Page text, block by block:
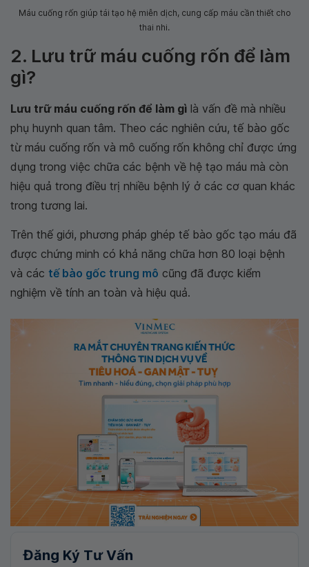
Máu cuống rốn giúp tái tạo hệ miễn dịch, cung cấp máu cần thiết cho
thai nhi.
2. Lưu trữ máu cuống rốn để làm
gì?
Lưu trữ máu cuống rốn để làm gì là vấn đề mà nhiều
phụ huynh quan tâm. Theo các nghiên cứu, tế bào gốc
từ máu cuống rốn và mô cuống rốn không chỉ được ứng
dụng trong việc chữa các bệnh về hệ tạo máu mà còn
hiệu quả trong điều trị nhiều bệnh lý ở các cơ quan khác
trong tương lai.
Trên thế giới, phương pháp ghép tế bào gốc tạo máu đã
được chứng minh có khả năng chữa hơn 80 loại bệnh
và các tế bào gốc trung mô cũng đã được kiểm
nghiệm về tính an toàn và hiệu quả.
Đăng Ký Tư Vấn